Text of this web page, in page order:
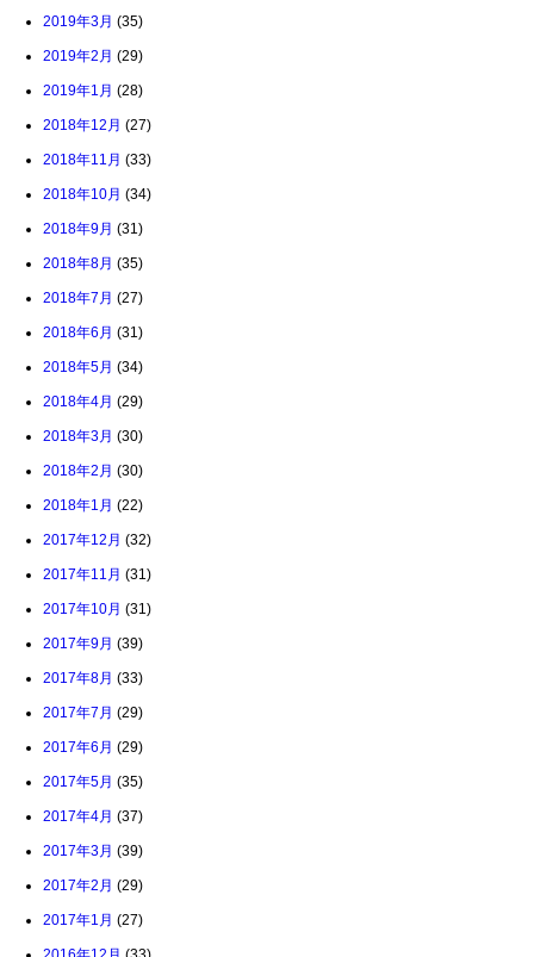
2019年3月 (35)
2019年2月 (29)
2019年1月 (28)
2018年12月 (27)
2018年11月 (33)
2018年10月 (34)
2018年9月 (31)
2018年8月 (35)
2018年7月 (27)
2018年6月 (31)
2018年5月 (34)
2018年4月 (29)
2018年3月 (30)
2018年2月 (30)
2018年1月 (22)
2017年12月 (32)
2017年11月 (31)
2017年10月 (31)
2017年9月 (39)
2017年8月 (33)
2017年7月 (29)
2017年6月 (29)
2017年5月 (35)
2017年4月 (37)
2017年3月 (39)
2017年2月 (29)
2017年1月 (27)